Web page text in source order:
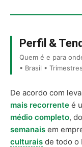
Perfil &
Quem é e para
• Brasil •
De acordo com
mais recorrente é
médio completo,
semanais em
culturais de todo o